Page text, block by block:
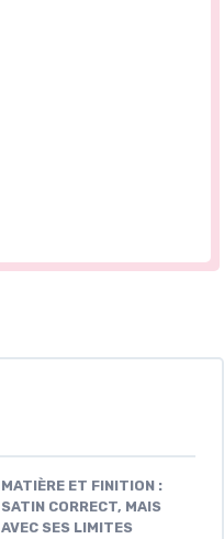
MATIÈRE ET FINITION :
SATIN CORRECT, MAIS
AVEC SES LIMITES